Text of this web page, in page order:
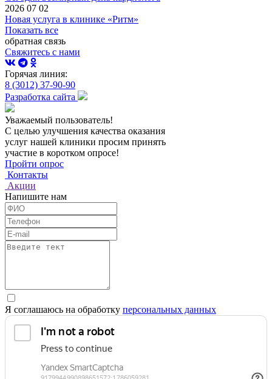
2026 07 02
Новая услуга в клинике «Ритм»
Показать все
обратная связь
Свяжитесь с нами
Горячая линия:
8 (3012) 37-90-90
Разработка сайта
Уважаемый пользователь!
С целью улучшения качества оказания
услуг нашей клиники просим принять
участие в коротком опросе!
Пройти опрос
Контакты
Акции
Напишите нам
Я соглашаюсь на обработку персональных данных